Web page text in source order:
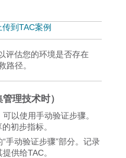
到TAC案例
评估您的环境是否存在
路径。
理技术时）
以使用手动验证步骤。
初步指标。
手动验证步骤”部分。记录
供给TAC。